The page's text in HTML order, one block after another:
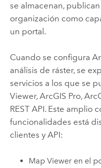
se almacenan,
organización como
un portal.
Cuando se configura
análisis de ráster, se
servicios a los que se
Viewer, ArcGIS Pro,
REST API. Este amplio
funcionalidades está
clientes y API:
Map Viewer en el